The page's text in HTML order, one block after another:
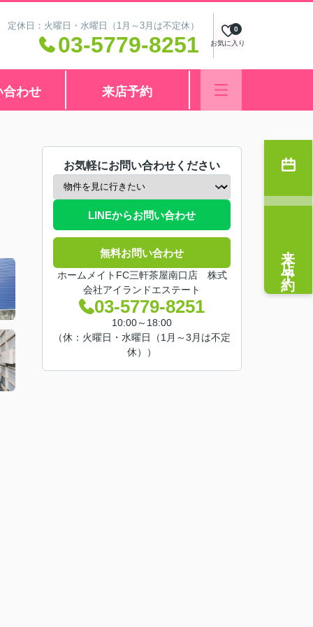
休日：火曜日・水曜日（1月～3月は不定休）
03-5779-8251 お気に入り
0
合わせ 来店予約
お気軽にお問い合わせください
LINEからお問い合わせ
無料お問い合わせ
ホームメイトFC三軒茶屋南口店 株式
会社アイランドエステート
03-5779-8251
10:00～18:00
（休：火曜日・水曜日（1月～3月は不定
休））
来店予約